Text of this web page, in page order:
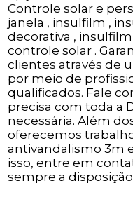
Controle solar e
janela , insulfilm ,
decorativa ,
controle solar .
clientes através de
por meio de
qualificados. Fale
precisa com toda a
necessária. Além
oferecemos
antivandalismo 3m
isso, entre em
sempre a